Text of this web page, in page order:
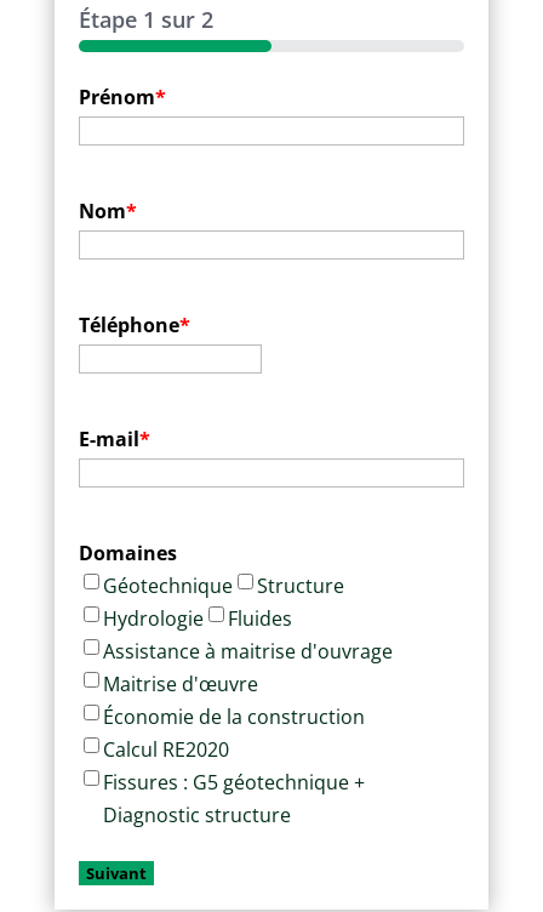
Étape 1 sur 2
50%
Prénom*
Nom*
Téléphone*
E-mail*
Domaines
Géotechnique
Structure
Hydrologie
Fluides
Assistance à maitrise d'ouvrage
Maitrise d'œuvre
Économie de la construction
Calcul RE2020
Fissures : G5 géotechnique +
Diagnostic structure